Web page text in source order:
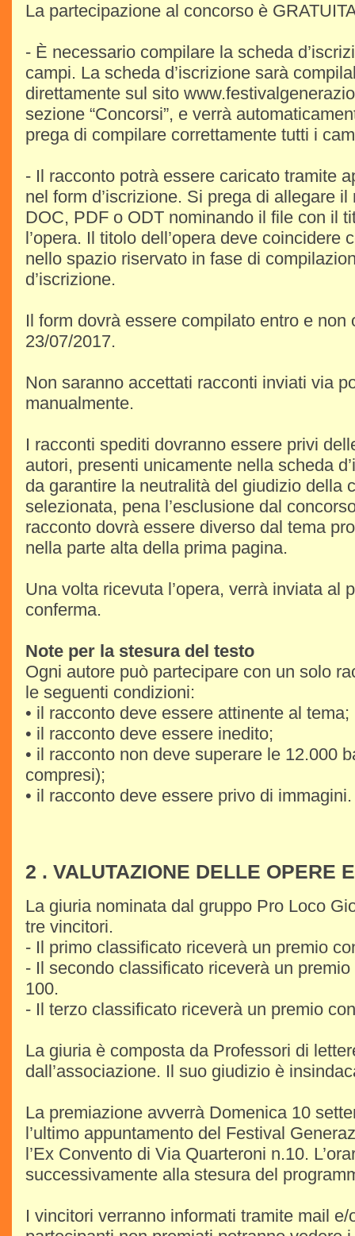
La partecipazione al concorso è
- È necessario compilare la scheda
campi. La scheda d’iscrizione sarà
direttamente sul sito
sezione “Concorsi”, e verrà
prega di compilare correttamente tutti i
- Il racconto potrà essere caricato tramite
nel form d’iscrizione. Si prega di allegare
DOC, PDF o ODT nominando il file con il
l’opera. Il titolo dell’opera deve coincidere
nello spazio riservato in fase di
d’iscrizione.
Il form dovrà essere compilato entro e non
23/07/2017.
Non saranno accettati racconti inviati via
manualmente.
I racconti spediti dovranno essere privi
autori, presenti unicamente nella scheda
da garantire la neutralità del giudizio della
selezionata, pena l’esclusione dal
racconto dovrà essere diverso dal tema
nella parte alta della prima pagina.
Una volta ricevuta l’opera, verrà inviata al
conferma.
Note per la stesura del testo
Ogni autore può partecipare con un solo
le seguenti condizioni:
• il racconto deve essere attinente al tema;
• il racconto deve essere inedito;
• il racconto non deve superare le 12.000
compresi);
• il racconto deve essere privo di immagini.
2 . VALUTAZIONE DELLE OPERE
La giuria nominata dal gruppo Pro Loco
tre vincitori.
- Il primo classificato riceverà un premio
- Il secondo classificato riceverà un
100.
- Il terzo classificato riceverà un premio
La giuria è composta da Professori di
dall’associazione. Il suo giudizio è
La premiazione avverrà Domenica 10
l’ultimo appuntamento del Festival
l’Ex Convento di Via Quarteroni n.10.
successivamente alla stesura del
I vincitori verranno informati tramite mail